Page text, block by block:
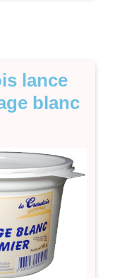
lance
blanc